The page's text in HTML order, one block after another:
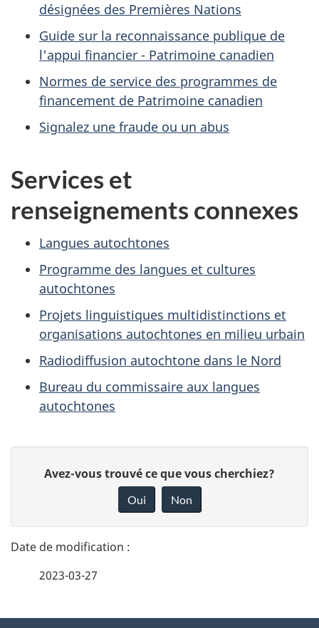
désignées des Premières Nations
Guide sur la reconnaissance publique de
l'appui financier - Patrimoine canadien
Normes de service des programmes de
financement de Patrimoine canadien
Signalez une fraude ou un abus
Services et
renseignements connexes
Langues autochtones
Programme des langues et cultures
autochtones
Projets linguistiques multidistinctions et
organisations autochtones en milieu urbain
Radiodiffusion autochtone dans le Nord
Bureau du commissaire aux langues
autochtones
t
a
l
n
Avez-vous trouvé ce que vous cherchiez?
Oui Non
2023-03-27